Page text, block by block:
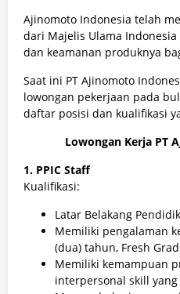
Ajinomoto Indonesia telah
dari Majelis Ulama
dan keamanan produknya
Saat ini PT Ajinomoto
lowongan pekerjaan pada
daftar posisi dan kualifikasi
Lowongan Kerja PT
1. PPIC Staff
Kualifikasi:
Latar Belakang
Memiliki pengalaman
(dua) tahun, Fresh
Memiliki kemampuan
interpersonal skill